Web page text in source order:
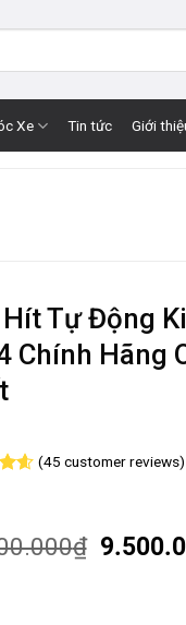
Xe Tin tức Giới
Hít Tự Động
Chính Hãng
(45 customer reviews)
₫